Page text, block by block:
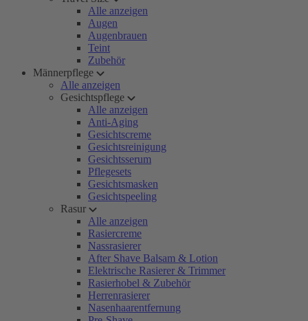
Alle anzeigen
Augen
Augenbrauen
Teint
Zubehör
Männerpflege
Alle anzeigen
Gesichtspflege
Alle anzeigen
Anti-Aging
Gesichtscreme
Gesichtsreinigung
Gesichtsserum
Pflegesets
Gesichtsmasken
Gesichtspeeling
Rasur
Alle anzeigen
Rasiercreme
Nassrasierer
After Shave Balsam & Lotion
Elektrische Rasierer & Trimmer
Rasierhobel & Zubehör
Herrenrasierer
Nasenhaarentfernung